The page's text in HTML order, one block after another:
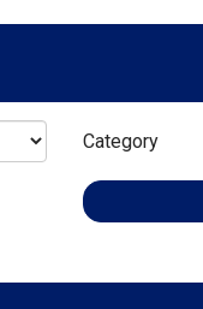
Category